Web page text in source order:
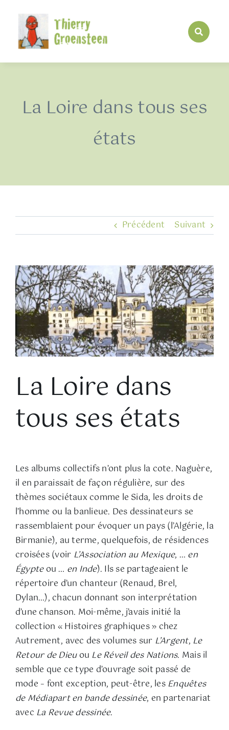
contenu
La Loire dans tous ses
états
Précédent Suivant
Voir
l'image
agrandie
La Loire dans
tous ses états
Les albums collectifs n’ont plus la cote. Naguère,
il en paraissait de façon régulière, sur des
thèmes sociétaux comme le Sida, les droits de
l’homme ou la banlieue. Des dessinateurs se
rassemblaient pour évoquer un pays (l’Algérie, la
Birmanie), au terme, quelquefois, de résidences
croisées (voir L’Association au Mexique, … en
Égypteou … en Inde). Ils se partageaient le
répertoire d’un chanteur (Renaud, Brel,
Dylan…), chacun donnant son interprétation
d’une chanson. Moi-même, j’avais initié la
collection « Histoires graphiques » chez
Autrement, avec des volumes sur L’Argent, Le
Retour de Dieuou Le Réveil des Nations. Mais il
semble que ce type d’ouvrage soit passé de
mode – font exception, peut-être, lesEnquêtes
de Médiapart en bande dessinée, en partenariat
avec La Revue dessinée.